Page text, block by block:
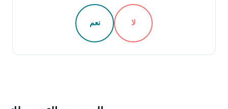
نعم لا